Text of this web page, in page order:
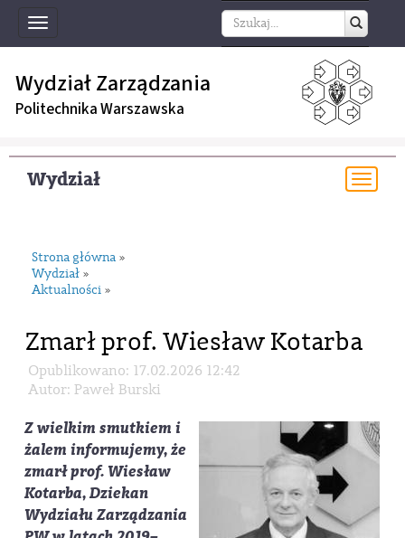
Toggle
navigation
Wydział Zarządzania
Politechnika Warszawska
Wydział
Strona główna »
Wydział »
Aktualności »
Zmarł prof. Wiesław Kotarba
Opublikowano: 17.02.2026 12:42
Autor: Paweł Burski
Z wielkim smutkiem i
żalem informujemy, że
zmarł prof. Wiesław
Kotarba, Dziekan
Wydziału Zarządzania